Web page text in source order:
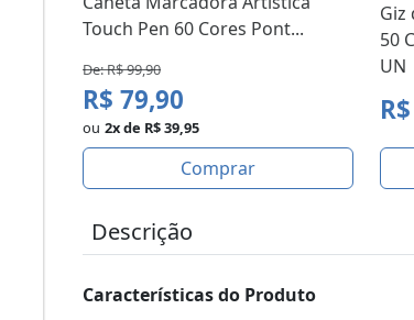
Touch Pen 60 Cores Pont...
De: R$ 99,90
R$ 79,90
ou 2x de R$ 39,95
Comprar
Giz
50
UN
Descrição
Características do Produto